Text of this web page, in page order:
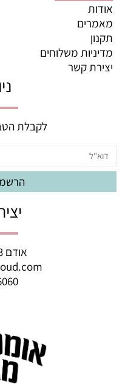
אודות
מאמרים
תקנון
מדיניות משלוחים
יצירת קשר
לקבלת
אודם 3, באר יעקב